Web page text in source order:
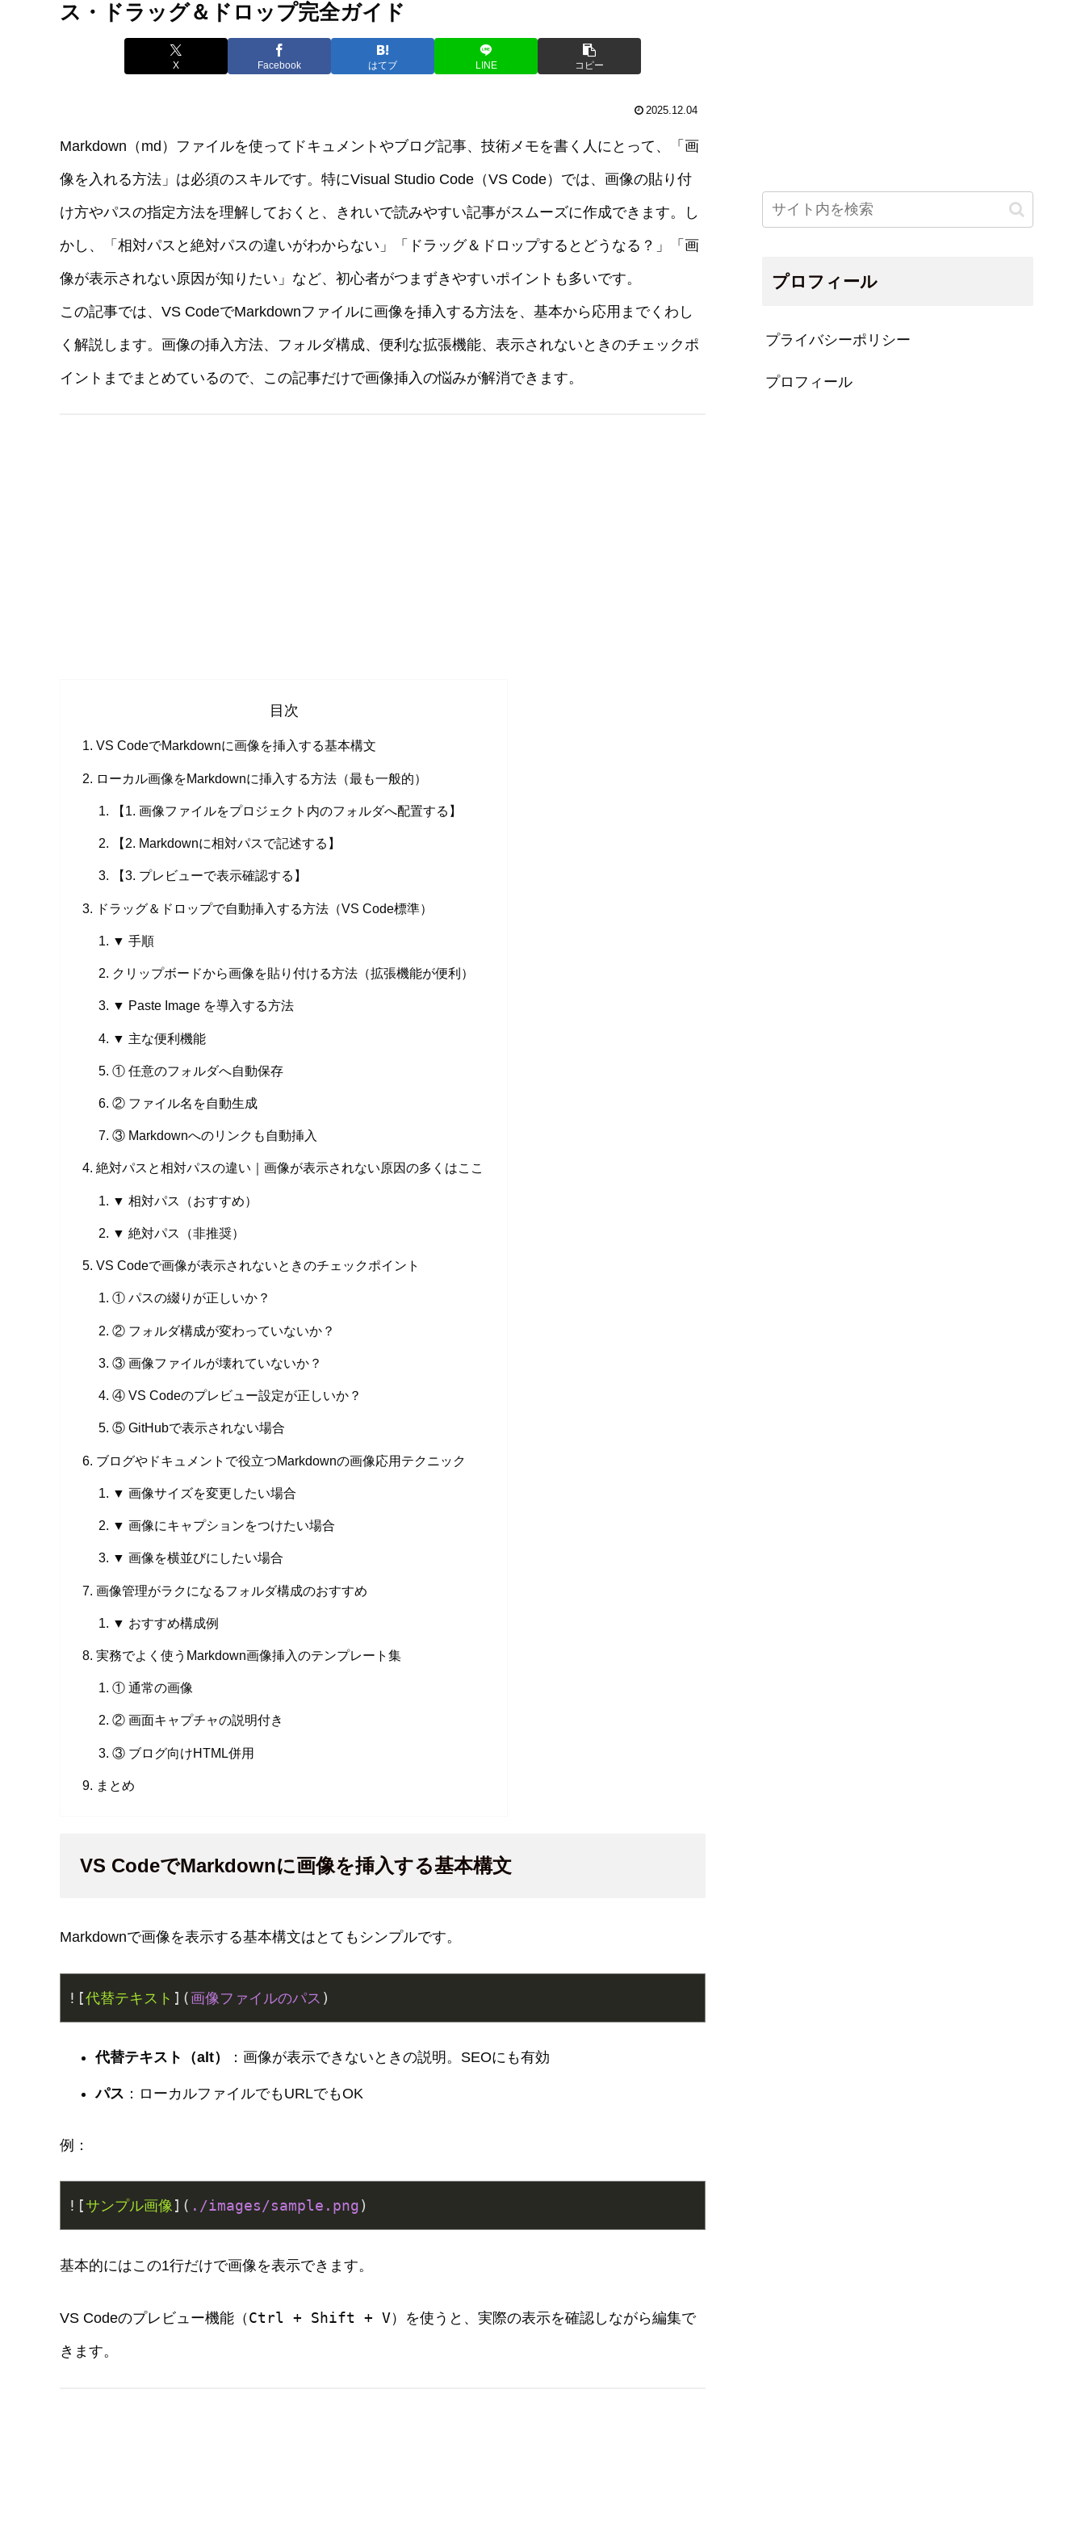
ス・ドラッグ＆ドロップ完全ガイド
X Facebook はてブ LINE コピー
2025.12.04
Markdown（md）ファイルを使ってドキュメントやブログ記事、技術メモを書く人にとって、「画
像を入れる方法」は必須のスキルです。特にVisual Studio Code（VS Code）では、画像の貼り付
け方やパスの指定方法を理解しておくと、きれいで読みやすい記事がスムーズに作成できます。し
かし、「相対パスと絶対パスの違いがわからない」「ドラッグ＆ドロップするとどうなる？」「画
像が表示されない原因が知りたい」など、初心者がつまずきやすいポイントも多いです。
この記事では、VS CodeでMarkdownファイルに画像を挿入する方法を、基本から応用までくわし
く解説します。画像の挿入方法、フォルダ構成、便利な拡張機能、表示されないときのチェックポ
イントまでまとめているので、この記事だけで画像挿入の悩みが解消できます。
目次
VS CodeでMarkdownに画像を挿入する基本構文
ローカル画像をMarkdownに挿入する方法（最も一般的）
【1. 画像ファイルをプロジェクト内のフォルダへ配置する】
【2. Markdownに相対パスで記述する】
【3. プレビューで表示確認する】
ドラッグ＆ドロップで自動挿入する方法（VS Code標準）
▼ 手順
クリップボードから画像を貼り付ける方法（拡張機能が便利）
▼ Paste Image を導入する方法
▼ 主な便利機能
① 任意のフォルダへ自動保存
② ファイル名を自動生成
③ Markdownへのリンクも自動挿入
絶対パスと相対パスの違い｜画像が表示されない原因の多くはここ
▼ 相対パス（おすすめ）
▼ 絶対パス（非推奨）
VS Codeで画像が表示されないときのチェックポイント
① パスの綴りが正しいか？
② フォルダ構成が変わっていないか？
③ 画像ファイルが壊れていないか？
④ VS Codeのプレビュー設定が正しいか？
⑤ GitHubで表示されない場合
ブログやドキュメントで役立つMarkdownの画像応用テクニック
▼ 画像サイズを変更したい場合
▼ 画像にキャプションをつけたい場合
▼ 画像を横並びにしたい場合
画像管理がラクになるフォルダ構成のおすすめ
▼ おすすめ構成例
実務でよく使うMarkdown画像挿入のテンプレート集
① 通常の画像
② 画面キャプチャの説明付き
③ ブログ向けHTML併用
まとめ
VS CodeでMarkdownに画像を挿入する基本構文
Markdownで画像を表示する基本構文はとてもシンプルです。
![代替テキスト ](画像ファイルのパス
代替テキスト（alt） ：画像が表示できないときの説明。SEOにも有効
パス ：ローカルファイルでもURLでもOK
例：
![サンプル画像]( ./images/sample.png
基本的にはこの1行だけで画像を表示できます。
VS Codeのプレビュー機能（ Ctrl + Shift + V）を使うと、実際の表示を確認しながら編集で
きます。
プロフィール
プライバシーポリシー
プロフィール